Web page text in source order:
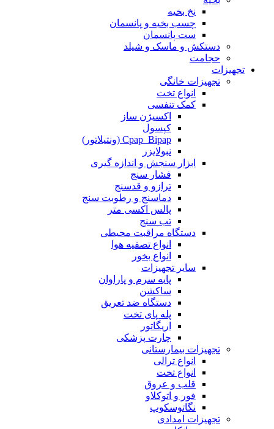
تجهیزات خانگی
انواع تخت
کمک تنفسی
اکسیژن ساز
کپسول
نبولایزر
ابزار سنجش و اندازه گیری
فشار سنج
ترازو و قدسنج
دماسنج و رطوبت سنج
پالس اکسی متر
تب سنج
دستگاه مراقبت محیطی
انواع تصفیه هوا
انواع بخور
سایر تجهیزات
پایه سرم و پاراوان
ساکشن
دستگاه ضد تعریق
پله پای تخت
اریگاتور
چارت پزشکی
تجهیزات بیمارستانی
انواع ترالی
انواع تخت
قلب و عروق
فور و اتوکلاو
نگاتوسکوپ
تجهیزات امدادی
برانکارد
کمک های اولیه
کیف و جعبه
مصرفی
آرایشی و بهداشتی
مقایسه